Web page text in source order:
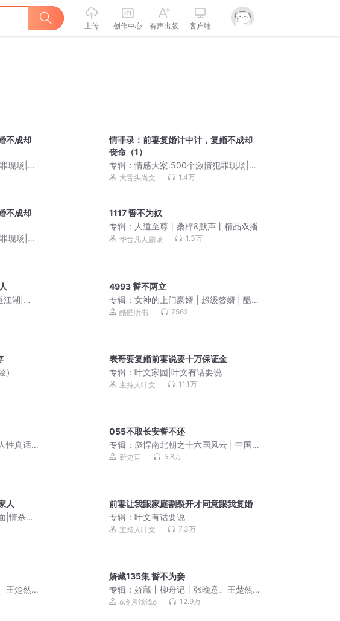
上传 创作中心 有声出版 客户端
不成却
现场|直
情罪录：前妻复婚计中计，复婚不成却
丧命（1）
专辑：情感大案:500个激情犯罪现场|直
抵人性阴暗面|尚文大案纪实
大舌头尚文 1.4万
不成却
现场|直
1117 誓不为奴
专辑： 人道至尊丨桑梓&默声丨精品双播
华音凡人剧场 1.3万
湖|都
衔
4993 誓不两立
专辑：女神的上门豪婿 | 超级赘婿 | 酷匠
韦小鸨
酷匠听书 7562
表哥要复婚前妻说要十万保证金
专辑：叶文家园|叶文有话要说
主持人叶文 11.1万
性真话
055不取长安誓不还
专辑： 彪悍南北朝之十六国风云 | 中国
历史著名的大分裂时代
新史官 5.8万
人
|情杀罪
前妻让我跟家庭割裂开才同意跟我复婚
专辑：叶文有话要说
主持人叶文 7.3万
王楚然
月浅
娇藏135集 誓不为妾
专辑：娇藏丨柳舟记丨张晚意、王楚然
主演影视原著丨晋江狂上加狂丨冷月浅
o冷月浅浅o 12.9万